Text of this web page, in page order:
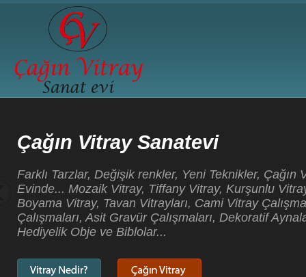
Çağın Vitray Sanatevi
Farklı Tarzlar, Değişik renkler, Yeni Teknikler, Çağın
Evinde... Mozaik Vitray, Tiffany Vitray, Kurşunlu
Boyama Vitray, Tavan Vitrayları, Cami Vitray
Çalışmaları, Asit Gravür Çalışmaları, Dekoratif
Hediyelik Obje ve Biblolar...